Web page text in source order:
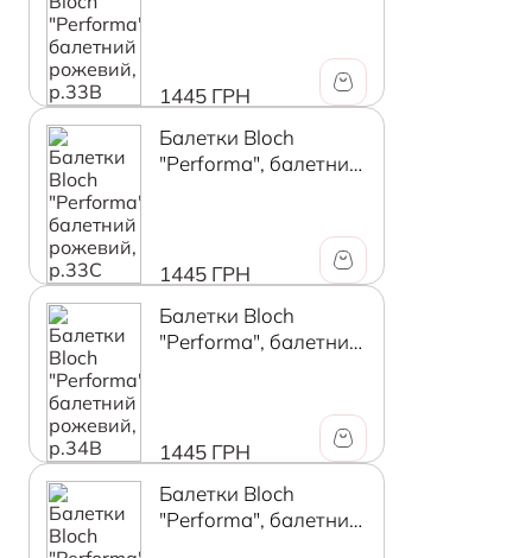
1445 ГРН
Балетки Bloch
"Performa", балетний
1445 ГРН
Балетки Bloch
"Performa", балетний
1445 ГРН
Балетки Bloch
"Performa", балетний